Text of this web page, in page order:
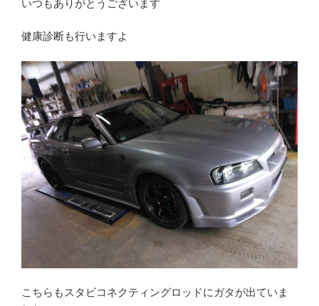
いつもありがとうございます
健康診断も行いますよ
こちらもスタビコネクティングロッドにガタが出ていま